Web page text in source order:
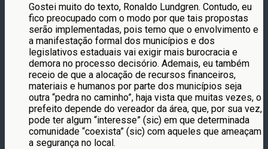
Gostei muito do texto, Ronaldo Lundgren. Contudo, eu
fico preocupado com o modo por que tais propostas
serão implementadas, pois temo que o envolvimento e
a manifestação formal dos municípios e dos
legislativos estaduais vai exigir mais burocracia e
demora no processo decisório. Ademais, eu também
receio de que a alocação de recursos financeiros,
materiais e humanos por parte dos municípios seja
outra “pedra no caminho”, haja vista que muitas vezes, o
prefeito depende do vereador da área, que, por sua vez,
pode ter algum “interesse” (sic) em que determinada
comunidade “coexista” (sic) com aqueles que ameaçam
a segurança no local.